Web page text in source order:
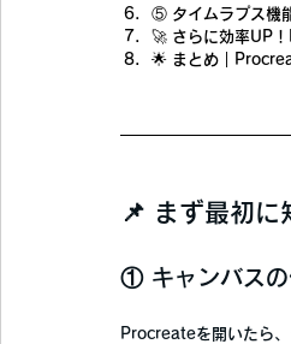
⑤ タイムラプス機
🚀 さらに効率UP
🌟 まとめ｜
📌 まず最初に
① キャンバスの
Procreateを開いたら